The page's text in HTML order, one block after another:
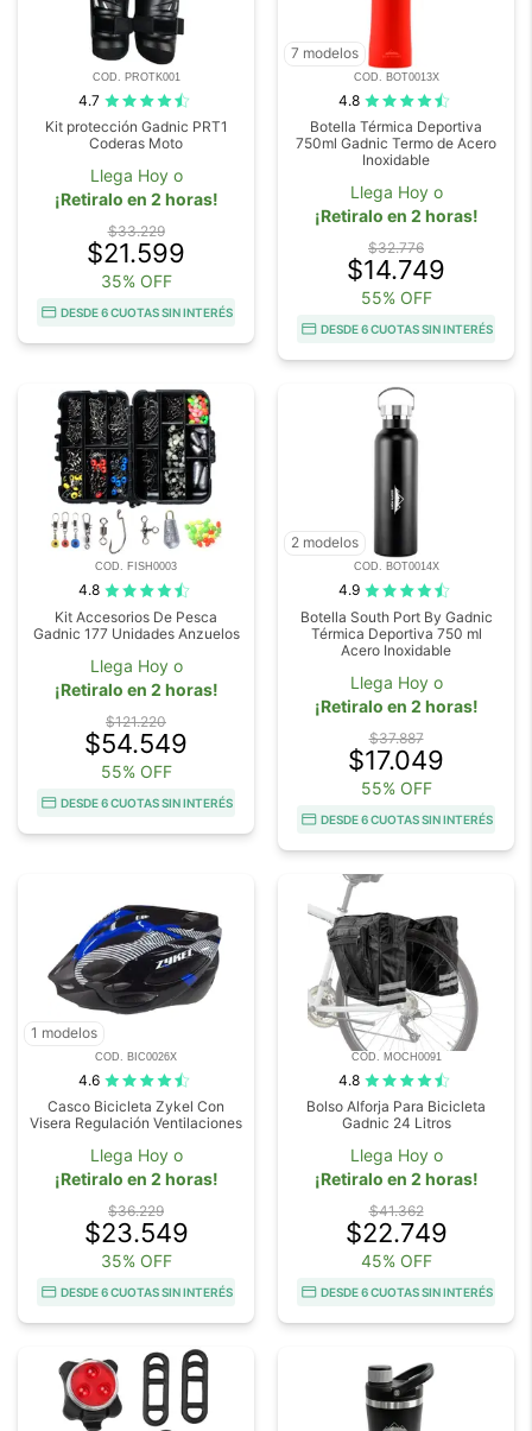
COD. PROTK001
4.7
Kit protección Gadnic PRT1
Coderas Moto
Llega Hoy o
¡Retiralo en 2 horas!
$33.229
$21.599
35% OFF
DESDE 6 CUOTAS SIN INTERÉS
7 modelos
COD. BOT0013X
4.8
Botella Térmica Deportiva
750ml Gadnic Termo de Acero
Inoxidable
Llega Hoy o
¡Retiralo en 2 horas!
$32.776
$14.749
55% OFF
DESDE 6 CUOTAS SIN INTERÉS
COD. FISH0003
4.8
Kit Accesorios De Pesca
Gadnic 177 Unidades Anzuelos
Llega Hoy o
¡Retiralo en 2 horas!
$121.220
$54.549
55% OFF
DESDE 6 CUOTAS SIN INTERÉS
2 modelos
COD. BOT0014X
4.9
Botella South Port By Gadnic
Térmica Deportiva 750 ml
Acero Inoxidable
Llega Hoy o
¡Retiralo en 2 horas!
$37.887
$17.049
55% OFF
DESDE 6 CUOTAS SIN INTERÉS
1 modelos
COD. BIC0026X
4.6
Casco Bicicleta Zykel Con
Visera Regulación Ventilaciones
Llega Hoy o
¡Retiralo en 2 horas!
$36.229
$23.549
35% OFF
DESDE 6 CUOTAS SIN INTERÉS
COD. MOCH0091
4.8
Bolso Alforja Para Bicicleta
Gadnic 24 Litros
Llega Hoy o
¡Retiralo en 2 horas!
$41.362
$22.749
45% OFF
DESDE 6 CUOTAS SIN INTERÉS